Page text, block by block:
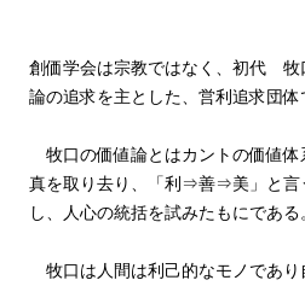
創価学会は宗教ではなく、初代 牧
論の追求を主とした、営利追求団体
牧口の価値論とはカントの価値
真を取り去り、「利⇒善⇒美」と言
し、人心の統括を試みたもにである。
牧口は人間は利己的なモノであ